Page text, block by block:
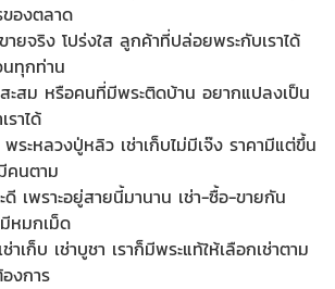
องตลาด
ายจริง โปร่งใส ลูกค้าที่ปล่อยพระกับเราได้
ทุกท่าน
ะสม หรือคนที่มีพระติดบ้าน อยากแปลงเป็น
ราได้
พระหลวงปู่หลิว เช่าเก็บไม่มีเจ๊ง ราคามีแต่ขึ้น
คนตาม
ดี เพราะอยู่สายนี้มานาน เช่า-ซื้อ-ขายกัน
หมกเม็ด
าเก็บ เช่าบูชา เราก็มีพระแท้ให้เลือกเช่าตาม
งการ